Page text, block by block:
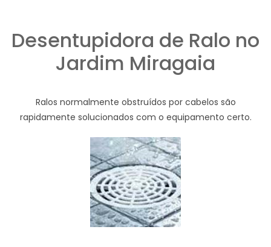
Desentupidora de Ralo no
Jardim Miragaia
Ralos normalmente obstruídos por cabelos são
rapidamente solucionados com o equipamento certo.